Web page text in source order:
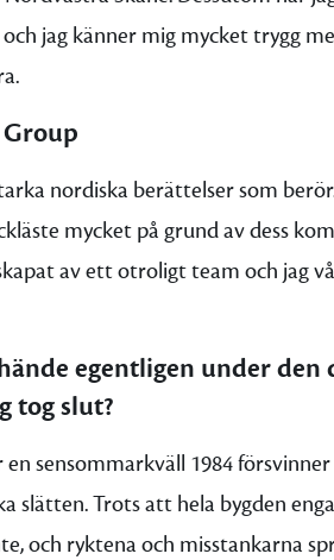
jag känner mig mycket trygg
nordiska berättelser som
mycket på grund av dess
av ett otroligt team och jag
egentligen under den
tog slut?
en sensommarkväll 1984
slätten. Trots att hela bygden
och ryktena och misstankarna